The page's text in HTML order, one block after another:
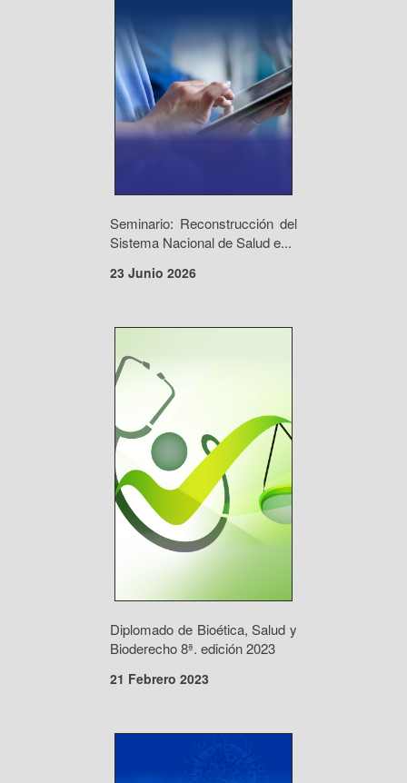
Seminario: Reconstrucción del
Sistema Nacional de Salud e...
23 Junio 2026
Diplomado de Bioética, Salud y
Bioderecho 8ª. edición 2023
21 Febrero 2023